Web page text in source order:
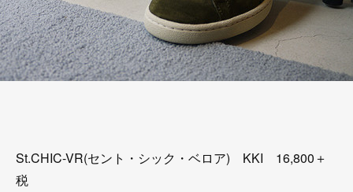
St.CHIC-VR(セント・シック・ベロア) KKI 16,800＋
税